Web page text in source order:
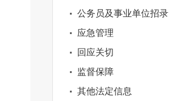
公务员及事业单位招录
应急管理
回应关切
监督保障
其他法定信息